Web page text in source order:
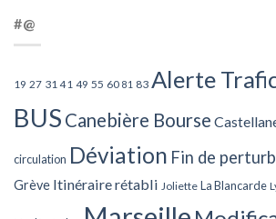
#@
19 27 31 41 49 55 60 81 83 Alerte
BUS Canebière Bourse
circulation Déviation Fin de
Grève Itinéraire rétabli Joliette La Blancarde